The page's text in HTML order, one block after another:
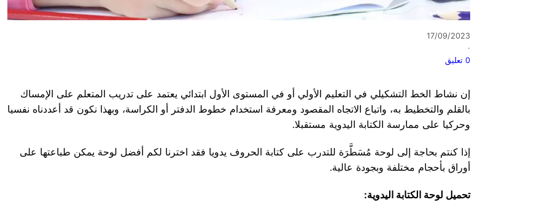
17/09/2023
·
0 تعليق
إن نشاط الخط التشكيلي في التعليم الأولي أو في المستوى الأول ابتدائي يعتمد على تدريب المتعلم على الإمساك
بالقلم والتخطيط به، واتباع الاتجاه المقصود ومعرفة استخدام خطوط الدفتر أو الكراسة، وبهذا نكون قد أعددناه نفسيا
وحركيا على ممارسة الكتابة اليدوية مستقبلا.
إذا كنتم بحاجة إلى لوحة مُسَطَّرَة للتدرب على كتابة الحروف يدويا فقد اخترنا لكم أفضل لوحة يمكن طباعتها على
أوراق بأحجام مختلفة وبجودة عالية.
تحميل لوحة الكتابة اليدوية: